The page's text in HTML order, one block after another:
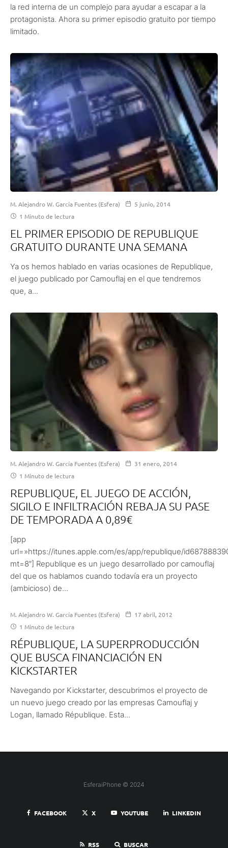
la red interna de un complejo para ayudar a escapar a la
protagonista. Ahora su primer episodio gratuito por tiempo
limitado.
M. Alejandro W. García Fuentes (Esfera)
5 junio, 2014
1 Minuto de lectura
EL PRIMER EPISODIO DE REPUBLIQUE
GRATUITO DURANTE UNA SEMANA
Ya os hemos hablado en varias ocasiones de Republique,
el juego publicado por Camouflaj en el que tendremos
que, a...
M. Alejandro W. García Fuentes (Esfera)
31 enero, 2014
1 Minuto de lectura
REPUBLIQUE, EL JUEGO DE ACCIÓN,
SIGILO E INFILTRACIÓN REBAJA SU PASE
DE TEMPORADA A 0,89€
[app
url=»https://itunes.apple.com/es/app/republique/
mt=8″] Republique es un juego desarrollado por camouflaj
del que os hablamos cuando todavía era un proyecto
(ambicioso) de...
M. Alejandro W. García Fuentes (Esfera)
17 abril, 2012
1 Minuto de lectura
RÉPUBLIQUE, LA SUPERPRODUCCIÓN
QUE BUSCA FINANCIACIÓN EN
KICKSTARTER
Navegando por Kickstarter, descubrimos el proyecto de
un nuevo juego creado por las empresas Camouflaj y
Logan, llamado République. Esta...
EsferaiPhone © 2024
FACEBOOK X YOUTUBE LINKEDIN
RSS BUSCAR